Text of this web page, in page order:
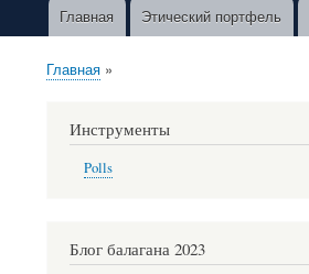
MainГлавная Этический портфель
Строка
Главная
Инструменты
Polls
Блог балагана 2023